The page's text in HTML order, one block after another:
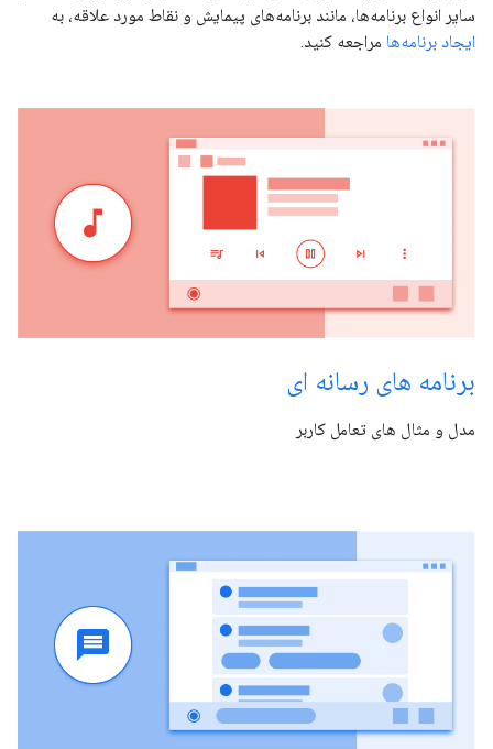
سایر انواع برنامه‌ها، مانند برنامه‌های پیمایش و نقاط مورد علاقه، به
ایجاد برنامه‌ها مراجعه کنید.
برنامه های رسانه ای
مدل و مثال های تعامل کاربر